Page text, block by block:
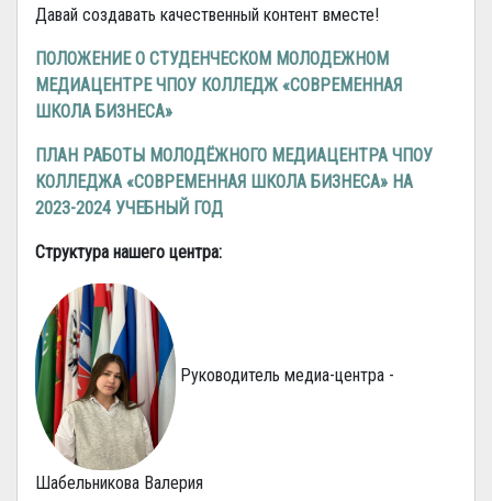
Давай создавать качественный контент вместе!
ПОЛОЖЕНИЕ О СТУДЕНЧЕСКОМ МОЛОДЕЖНОМ
МЕДИАЦЕНТРЕ ЧПОУ КОЛЛЕДЖ «СОВРЕМЕННАЯ
ШКОЛА БИЗНЕСА»
ПЛАН РАБОТЫ МОЛОДЁЖНОГО МЕДИАЦЕНТРА ЧПОУ
КОЛЛЕДЖА «СОВРЕМЕННАЯ ШКОЛА БИЗНЕСА» НА
2023-2024 УЧЕБНЫЙ ГОД
Структура нашего центра:
Руководитель медиа-центра -
Шабельникова Валерия